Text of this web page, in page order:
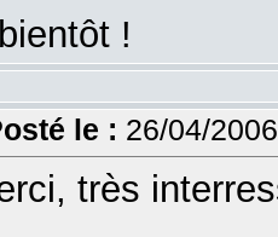
!
le : 26/04/
très